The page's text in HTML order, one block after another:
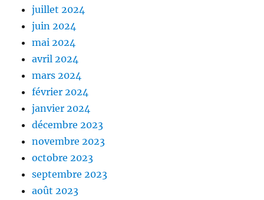
juillet 2024
juin 2024
mai 2024
avril 2024
mars 2024
février 2024
janvier 2024
décembre 2023
novembre 2023
octobre 2023
septembre 2023
août 2023